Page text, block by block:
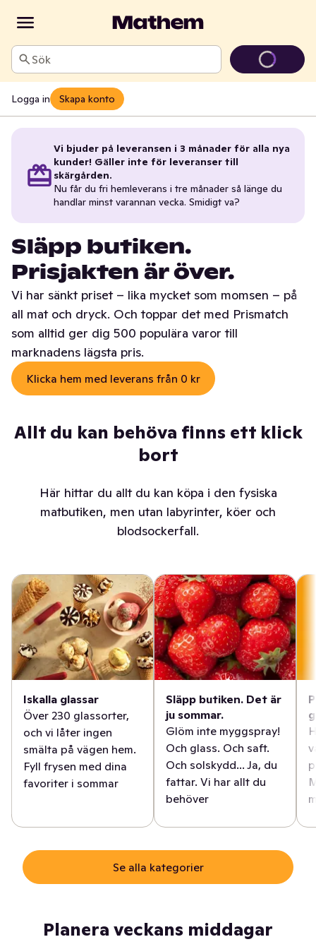
Sök
Logga in Skapa konto
Vi bjuder på leveransen i 3 månader för alla nya
kunder! Gäller inte för leveranser till
skärgården.
Nu får du fri hemleverans i tre månader så länge du
handlar minst varannan vecka. Smidigt va?
Släpp butiken.
Prisjakten är över.
Vi har sänkt priset – lika mycket som momsen – på
all mat och dryck. Och toppar det med Prismatch
som alltid ger dig 500 populära varor till
marknadens lägsta pris.
Klicka hem med leverans från 0 kr
Allt du kan behöva finns ett klick
bort
Här hittar du allt du kan köpa i den fysiska
matbutiken, men utan labyrinter, köer och
blodsockerfall.
Iskalla glassar
Över 230 glassorter,
och vi låter ingen
smälta på vägen hem.
Fyll frysen med dina
favoriter i sommar
Släpp butiken. Det är
ju sommar.
Glöm inte myggspray!
Och glass. Och saft.
Och solskydd... Ja, du
fattar. Vi har allt du
behöver
Se alla kategorier
Planera veckans middagar